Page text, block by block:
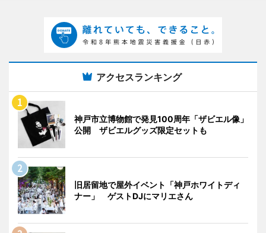
アクセスランキング
神戸市立博物館で発見100周年「ザビエル像」
公開 ザビエルグッズ限定セットも
旧居留地で屋外イベント「神戸ホワイトディ
ナー」 ゲストDJにマリエさん